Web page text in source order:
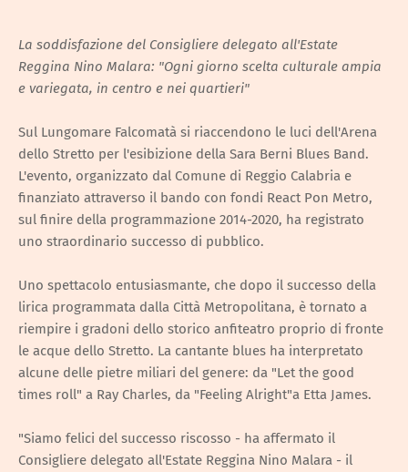
La soddisfazione del Consigliere delegato all'Estate
Reggina Nino Malara: "Ogni giorno scelta culturale ampia
e variegata, in centro e nei quartieri"
Sul Lungomare Falcomatà si riaccendono le luci dell'Arena
dello Stretto per l'esibizione della Sara Berni Blues Band.
L'evento, organizzato dal Comune di Reggio Calabria e
finanziato attraverso il bando con fondi React Pon Metro,
sul finire della programmazione 2014-2020, ha registrato
uno straordinario successo di pubblico.
Uno spettacolo entusiasmante, che dopo il successo della
lirica programmata dalla Città Metropolitana, è tornato a
riempire i gradoni dello storico anfiteatro proprio di fronte
le acque dello Stretto. La cantante blues ha interpretato
alcune delle pietre miliari del genere: da "Let the good
times roll" a Ray Charles, da "Feeling Alright"a Etta James.
"Siamo felici del successo riscosso - ha affermato il
Consigliere delegato all'Estate Reggina Nino Malara - il